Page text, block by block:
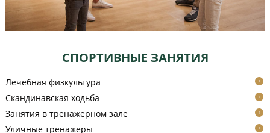
СПОРТИВНЫЕ ЗАНЯТИЯ
Лечебная физкультура
Скандинавская ходьба
Занятия в тренажерном зале
Уличные тренажеры